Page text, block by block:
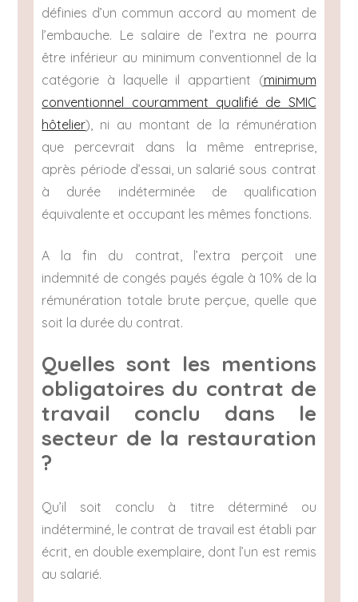
définies d’un commun accord au moment de
l’embauche. Le salaire de l’extra ne pourra
être inférieur au minimum conventionnel de la
catégorie à laquelle il appartient (minimum
conventionnel couramment qualifié de SMIC
hôtelier), ni au montant de la rémunération
que percevrait dans la même entreprise,
après période d’essai, un salarié sous contrat
à durée indéterminée de qualification
équivalente et occupant les mêmes fonctions.
A la fin du contrat, l’extra perçoit une
indemnité de congés payés égale à 10% de la
rémunération totale brute perçue, quelle que
soit la durée du contrat.
Quelles sont les mentions
obligatoires du contrat de
travail conclu dans le
secteur de la restauration
?
Qu’il soit conclu à titre déterminé ou
indéterminé, le contrat de travail est établi par
écrit, en double exemplaire, dont l’un est remis
au salarié.